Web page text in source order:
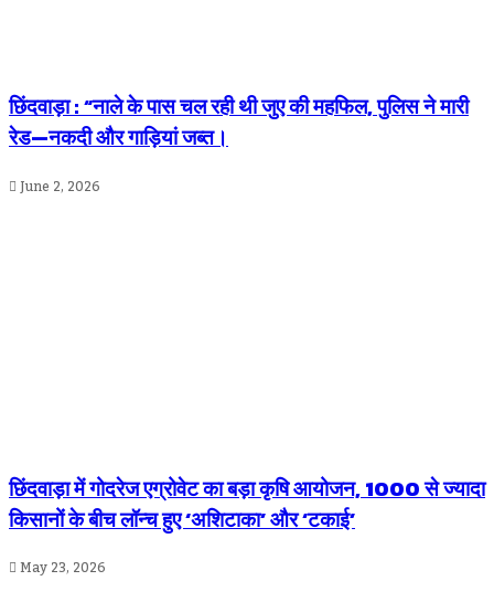
छिंदवाड़ा : “नाले के पास चल रही थी जुए की महफिल, पुलिस ने मारी
रेड—नकदी और गाड़ियां जब्त।
June 2, 2026
छिंदवाड़ा में गोदरेज एग्रोवेट का बड़ा कृषि आयोजन, 1000 से ज्यादा
किसानों के बीच लॉन्च हुए ‘अशिटाका’ और ‘टकाई’
May 23, 2026